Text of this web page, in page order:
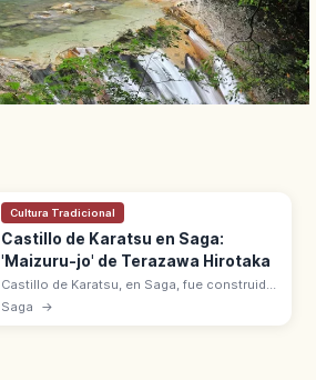
Cultura Tradicional
Castillo de Karatsu en Saga:
'Maizuru-jo' de Terazawa Hirotaka
Castillo de Karatsu, en Saga, fue construido
entre 1602 y 1608 por Terazawa Hirotaka.
Apodado 'Maizuru-jo' o Grulla Danzante.
Saga →